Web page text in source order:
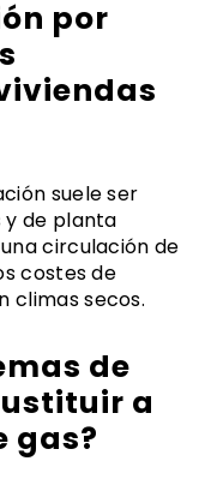
por
suele ser
y de planta
circulación de
costes de
climas secos.
de
a
gas?